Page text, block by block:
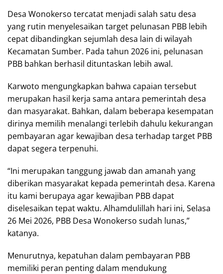
Desa Wonokerso tercatat menjadi salah satu desa
yang rutin menyelesaikan target pelunasan PBB lebih
cepat dibandingkan sejumlah desa lain di wilayah
Kecamatan Sumber. Pada tahun 2026 ini, pelunasan
PBB bahkan berhasil dituntaskan lebih awal.
Karwoto mengungkapkan bahwa capaian tersebut
merupakan hasil kerja sama antara pemerintah desa
dan masyarakat. Bahkan, dalam beberapa kesempatan
dirinya memilih menalangi terlebih dahulu kekurangan
pembayaran agar kewajiban desa terhadap target PBB
dapat segera terpenuhi.
“Ini merupakan tanggung jawab dan amanah yang
diberikan masyarakat kepada pemerintah desa. Karena
itu kami berupaya agar kewajiban PBB dapat
diselesaikan tepat waktu. Alhamdulillah hari ini, Selasa
26 Mei 2026, PBB Desa Wonokerso sudah lunas,”
katanya.
Menurutnya, kepatuhan dalam pembayaran PBB
memiliki peran penting dalam mendukung